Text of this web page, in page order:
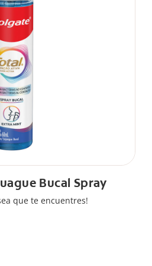
Bucal Spray
que te encuentres!